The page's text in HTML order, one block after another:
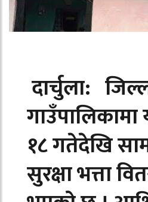
दार्चुला:
१८ गतेदेखि
सुरक्षा भत्ता